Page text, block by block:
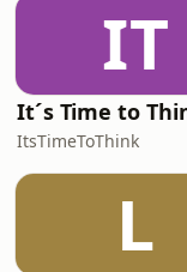
IT
ItsTimeToThink
L